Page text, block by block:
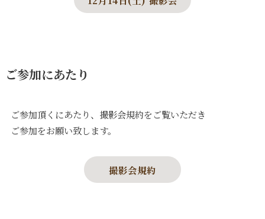
ご参加にあたり
ご参加頂くにあたり、撮影会規約をご覧いただき
ご参加をお願い致します。
撮影会規約